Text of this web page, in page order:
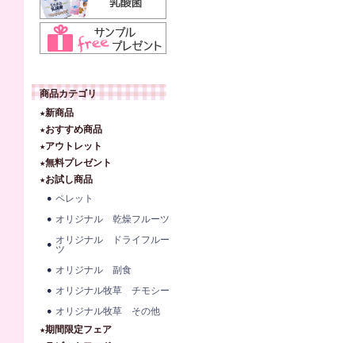
商品カテゴリ
★新商品
★おすすめ商品
★アウトレット
★無料プレゼント
★お試し商品
ペレット
オリジナル 乾燥フルーツ
オリジナル ドライフルー
ツ
オリジナル 副食
オリジナル牧草 チモシー
オリジナル牧草 その他
★期間限定フェア